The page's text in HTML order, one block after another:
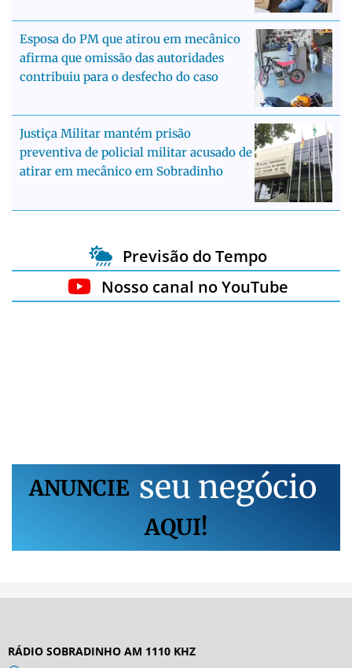
Esposa do PM que atirou em mecânico
afirma que omissão das autoridades
contribuiu para o desfecho do caso
Justiça Militar mantém prisão
preventiva de policial militar acusado de
atirar em mecânico em Sobradinho
Previsão do Tempo
Nosso canal no YouTube
ANUNCIE seu negócio
AQUI!
RÁDIO SOBRADINHO AM 1110 KHZ